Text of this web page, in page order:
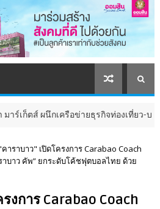
ครือข่ายธุรกิจท่องเที่ยว-บริการ จัด Food
าราบาว" เปิดโครงการ Carabao Coach
าบาว คัพ” ยกระดับโค้ชฟุตบอลไทย ด้วย
งการ Carabao Coach